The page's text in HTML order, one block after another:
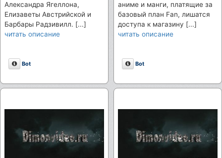
Александра Ягеллона,
Елизаветы Австрийской и
Барбары Радзивилл. [...]
читать описание
Описание
Bot
аниме и манги, платящие за
базовый план Fan, лишатся
доступа к магазину [...]
читать описание
Описание
Bot